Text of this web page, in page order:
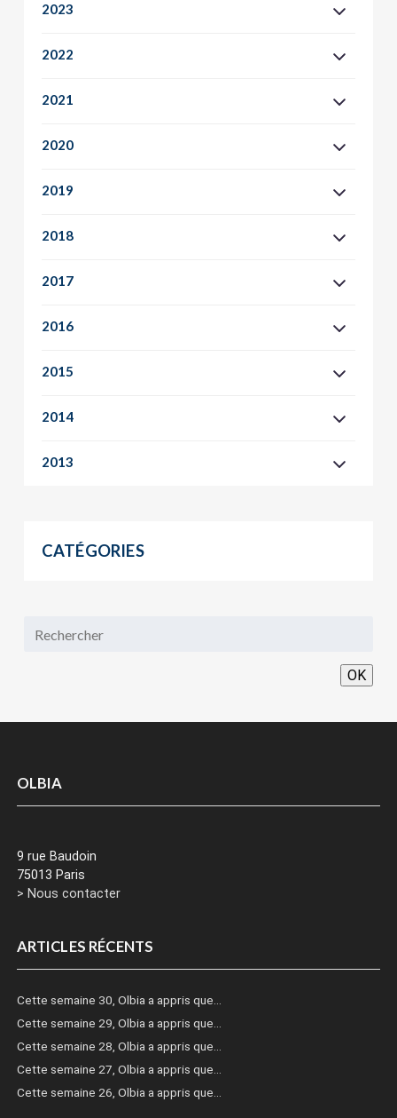
2023
2022
2021
2020
2019
2018
2017
2016
2015
2014
2013
CATÉGORIES
OK
OLBIA
9 rue Baudoin
75013 Paris
> Nous contacter
ARTICLES RÉCENTS
Cette semaine 30, Olbia a appris que…
Cette semaine 29, Olbia a appris que…
Cette semaine 28, Olbia a appris que…
Cette semaine 27, Olbia a appris que…
Cette semaine 26, Olbia a appris que…